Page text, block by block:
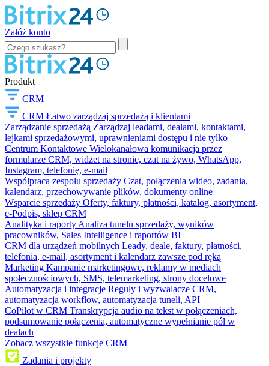
Załóż konto
Produkt
CRM
CRM Łatwo zarządzaj sprzedażą i klientami
Zarządzanie sprzedażą Zarządzaj leadami, dealami, kontaktami,
lejkami sprzedażowymi, uprawnieniami dostępu i nie tylko
Centrum Kontaktowe Wielokanałowa komunikacja przez
formularze CRM, widżet na stronie, czat na żywo, WhatsApp,
Instagram, telefonię, e-mail
Współpraca zespołu sprzedaży Czat, połączenia wideo, zadania,
kalendarz, przechowywanie plików, dokumenty online
Wsparcie sprzedaży Oferty, faktury, płatności, katalog, asortyment,
e-Podpis, sklep CRM
Analityka i raporty Analiza tunelu sprzedaży, wyników
pracowników, Sales Intelligence i raportów BI
CRM dla urządzeń mobilnych Leady, deale, faktury, płatności,
telefonia, e-mail, asortyment i kalendarz zawsze pod ręką
Marketing Kampanie marketingowe, reklamy w mediach
społecznościowych, SMS, telemarketing, strony docelowe
Automatyzacja i integracje Reguły i wyzwalacze CRM,
automatyzacja workflow, automatyzacja tuneli, API
CoPilot w CRM Transkrypcja audio na tekst w połączeniach,
podsumowanie połączenia, automatyczne wypełnianie pól w
dealach
Zobacz wszystkie funkcje CRM
Zadania i projekty